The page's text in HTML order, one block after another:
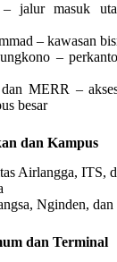
jalur masuk
– kawasan
–
MERR –
besar
dan Kampus
Airlangga, ITS,
Nginden,
dan Terminal